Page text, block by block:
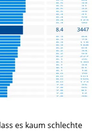
zu tun!
es kaum schlechte